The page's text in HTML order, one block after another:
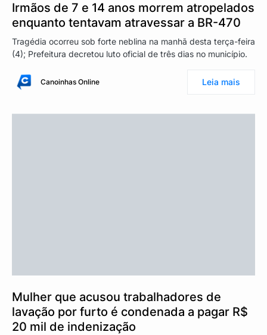
Irmãos de 7 e 14 anos morrem atropelados
enquanto tentavam atravessar a BR-470
Tragédia ocorreu sob forte neblina na manhã desta terça-feira
(4); Prefeitura decretou luto oficial de três dias no município.
Canoinhas Online Leia mais
Mulher que acusou trabalhadores de
lavação por furto é condenada a pagar R$
20 mil de indenização